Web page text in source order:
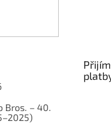
Bros. – 40.